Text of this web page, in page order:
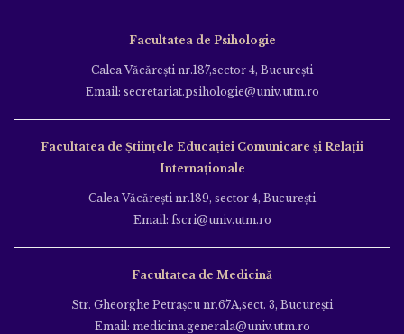
Facultatea de Psihologie
Calea Văcăreşti nr.187,sector 4, Bucureşti
Email: secretariat.psihologie@univ.utm.ro
Facultatea de Ştiinţele Educației Comunicare și Relații
Internaționale
Calea Văcăreşti nr.189, sector 4, Bucureşti
Email: fscri@univ.utm.ro
Facultatea de Medicină
Str. Gheorghe Petraşcu nr.67A,sect. 3, Bucureşti
Email: medicina.generala@univ.utm.ro